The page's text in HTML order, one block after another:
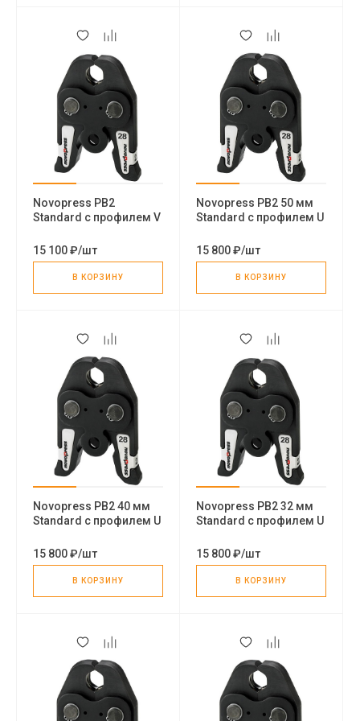
Novopress PB2
Standard с профилем V
15 100 ₽/шт
В КОРЗИНУ
Novopress PB2 50 мм
Standard с профилем U
15 800 ₽/шт
В КОРЗИНУ
Novopress PB2 40 мм
Standard с профилем U
15 800 ₽/шт
В КОРЗИНУ
Novopress PB2 32 мм
Standard с профилем U
15 800 ₽/шт
В КОРЗИНУ